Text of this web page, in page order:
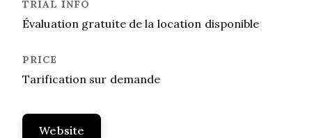
Évaluation gratuite de la location disponible
Tarification sur demande
Website